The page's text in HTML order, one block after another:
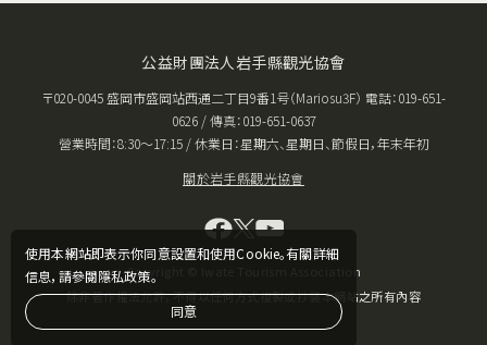
使用本網站即表示你同意設置和使用Cookie。有關詳細
信息，請參閱隱私政策。
同意
公益財團法人岩手縣觀光協會
〒020-0045 盛岡市盛岡站西通二丁目9番1号（Mariosu3F） 電話：019-651-
0626 / 傳真：019-651-0637
營業時間：8:30〜17:15 / 休業日：星期六、星期日、節假日，年末年初
關於岩手縣觀光協會
Copyright © Iwate Tourism Association
除非著作權法允許，不得以任何方式複製或抄襲本網站之所有內容